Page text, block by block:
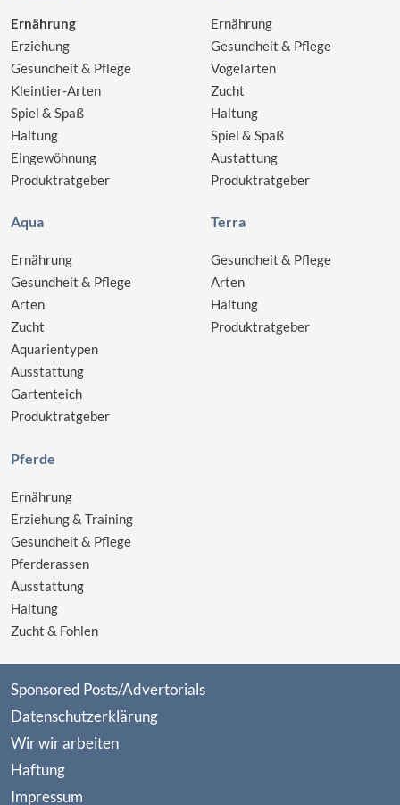
Ernährung
Erziehung
Gesundheit & Pflege
Kleintier-Arten
Spiel & Spaß
Haltung
Eingewöhnung
Produktratgeber
Ernährung
Gesundheit & Pflege
Vogelarten
Zucht
Haltung
Spiel & Spaß
Austattung
Produktratgeber
Aqua
Ernährung
Gesundheit & Pflege
Arten
Zucht
Aquarientypen
Ausstattung
Gartenteich
Produktratgeber
Terra
Gesundheit & Pflege
Arten
Haltung
Produktratgeber
Pferde
Ernährung
Erziehung & Training
Gesundheit & Pflege
Pferderassen
Ausstattung
Haltung
Zucht & Fohlen
Sponsored Posts/Advertorials
Datenschutzerklärung
Wir wir arbeiten
Haftung
Impressum